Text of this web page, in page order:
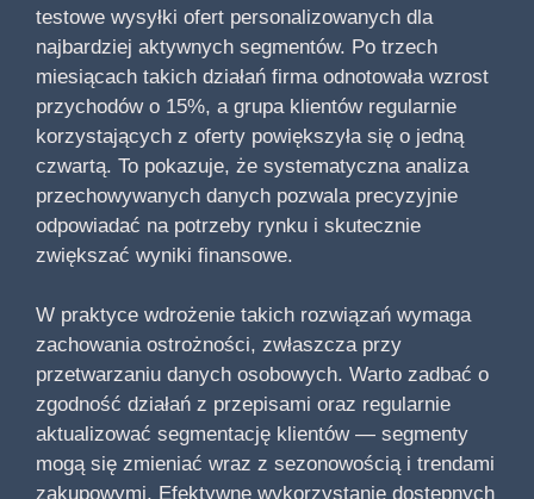
testowe wysyłki ofert personalizowanych dla
najbardziej aktywnych segmentów. Po trzech
miesiącach takich działań firma odnotowała wzrost
przychodów o 15%, a grupa klientów regularnie
korzystających z oferty powiększyła się o jedną
czwartą. To pokazuje, że systematyczna analiza
przechowywanych danych pozwala precyzyjnie
odpowiadać na potrzeby rynku i skutecznie
zwiększać wyniki finansowe.
W praktyce wdrożenie takich rozwiązań wymaga
zachowania ostrożności, zwłaszcza przy
przetwarzaniu danych osobowych. Warto zadbać o
zgodność działań z przepisami oraz regularnie
aktualizować segmentację klientów — segmenty
mogą się zmieniać wraz z sezonowością i trendami
zakupowymi. Efektywne wykorzystanie dostępnych